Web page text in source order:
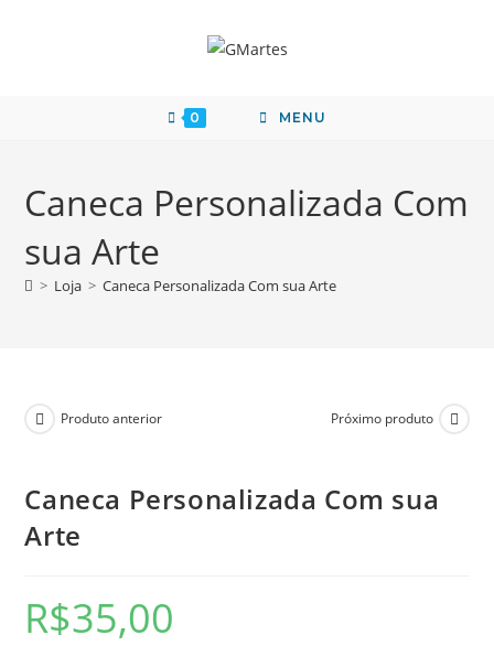
0 MENU
Caneca Personalizada Com
sua Arte
> Loja > Caneca Personalizada Com sua Arte
Produto anterior Próximo produto
Caneca Personalizada Com sua
Arte
R$35,00